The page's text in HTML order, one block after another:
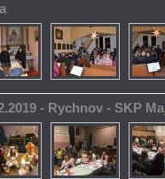
- Rychnov - SKP